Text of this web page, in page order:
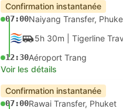
Confirmation instantanée
07:00Naiyang Transfer,
5h 30m | Tigerline
12:30Aéroport Trang
Voir les détails
Confirmation instantanée
07:00Rawai Transfer, Phuket